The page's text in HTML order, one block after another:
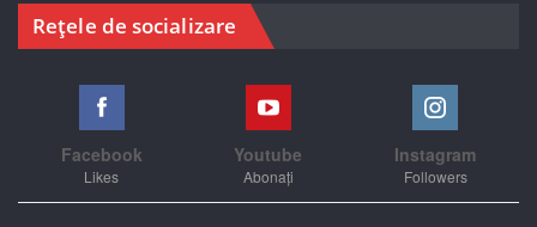
Rețele de socializare
Facebook
Likes
Youtube
Abonați
Instagram
Followers